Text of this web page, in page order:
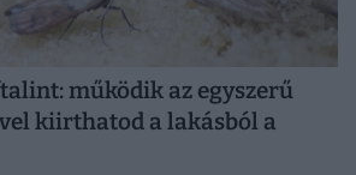
működik az egyszerű
kiirthatod a lakásból a